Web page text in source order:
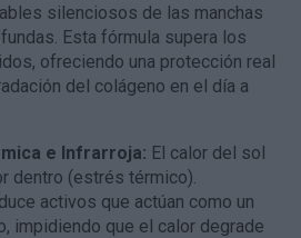
silenciosos de las manchas
Esta fórmula supera los
ofreciendo una protección real
del colágeno en el día a
e Infrarroja: El calor del sol
dentro (estrés térmico).
activos que actúan como un
impidiendo que el calor degrade